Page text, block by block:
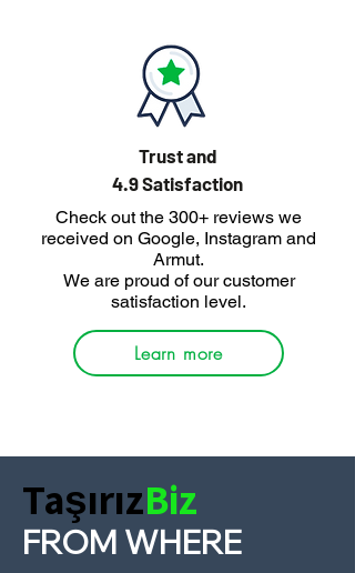
Trust and
4.9 Satisfaction
Check out the 300+ reviews we
received on Google, Instagram and
Armut.
We are proud of our customer
satisfaction level.
Learn more
TaşırızBiz
FROM WHERE